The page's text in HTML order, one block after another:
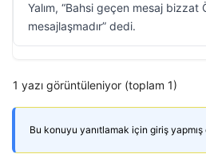
Yalım, “Bahsi geçen mesaj bizzat
mesajlaşmadır” dedi.
1 yazı görüntüleniyor (toplam 1)
Bu konuyu yanıtlamak için giriş yapmış